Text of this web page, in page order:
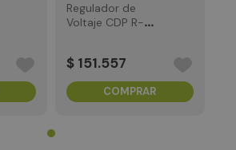
Regulador de
Voltaje CDP R-
$ 151.557
COMPRAR